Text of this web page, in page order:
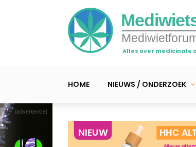
(advertentie)
Alles over medicinale
HOME NIEUWS / ONDERZOEK